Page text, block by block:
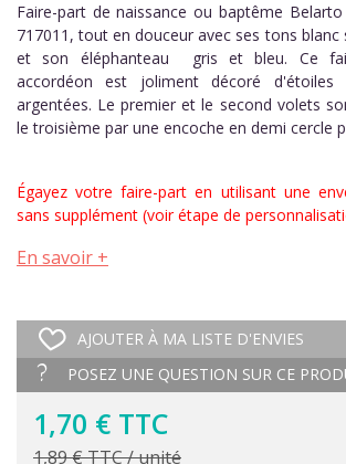
Faire-part de naissance ou baptême
717011, tout en douceur avec ses tons blanc
et son éléphanteau gris et bleu. Ce
accordéon est joliment décoré d'étoiles
argentées. Le premier et le second volets
le troisième par une encoche en demi cercle
Égayez votre faire-part en utilisant une
sans supplément (voir étape de
En savoir +
AJOUTER À MA LISTE D'ENVIES
POSEZ UNE QUESTION SUR CE
1,70 € TTC
1,89 € TTC / unité